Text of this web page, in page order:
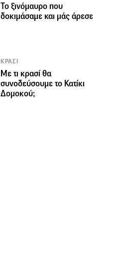
Το ξινόμαυρο που
δοκιμάσαμε και μάς άρεσε
ΚΡΑΣΙ
Με τι κρασί θα
συνοδεύσουμε το Κατίκι
Δομοκού;